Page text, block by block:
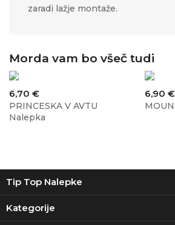
zaradi lažje montaže.
Morda vam bo všeč tudi
Cena
6,70 €
PRINCESKA V AVTU
Nalepka
Cena
6,90 €
Tip Top Nalepke
Kategorije